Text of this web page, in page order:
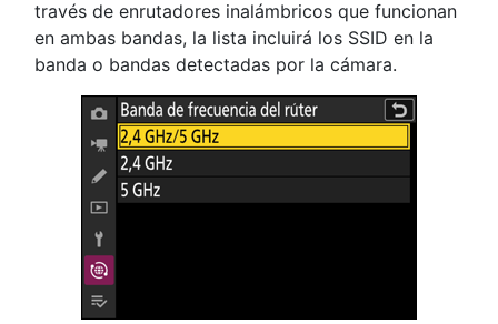
través de enrutadores inalámbricos que funcionan
en ambas bandas, la lista incluirá los SSID en la
banda o bandas detectadas por la cámara.